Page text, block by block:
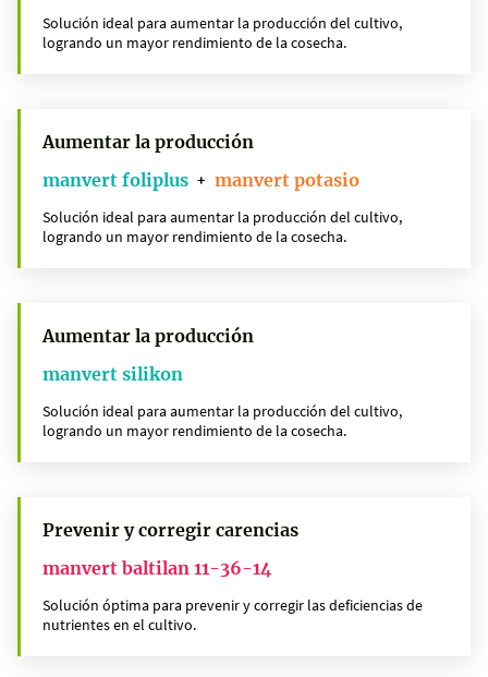
Solución ideal para aumentar la producción del cultivo,
logrando un mayor rendimiento de la cosecha.
Aumentar la producción
manvert foliplus + manvert potasio
Solución ideal para aumentar la producción del cultivo,
logrando un mayor rendimiento de la cosecha.
Aumentar la producción
manvert silikon
Solución ideal para aumentar la producción del cultivo,
logrando un mayor rendimiento de la cosecha.
Prevenir y corregir carencias
manvert baltilan 11-36-14
Solución óptima para prevenir y corregir las deficiencias de
nutrientes en el cultivo.